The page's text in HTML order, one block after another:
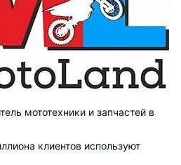
мототехники и запчастей в
клиентов используют